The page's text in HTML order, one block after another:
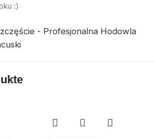
:)
- Profesjonalna Hodowla